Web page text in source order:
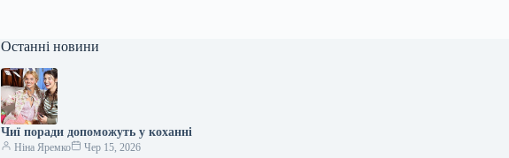
Останні новини
Чиї поради допоможуть у коханні
Ніна Яремко
Чер 15, 2026